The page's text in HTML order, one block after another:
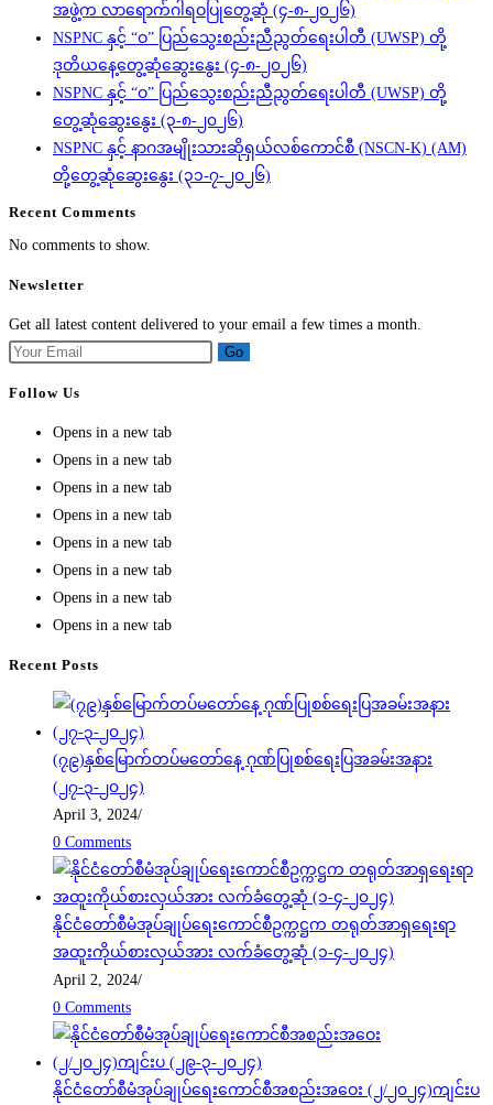
အဖွဲ့က လာရောက်ဂါရဝပြုတွေ့ဆုံ (၄-၈-၂၀၂၆)
NSPNC နှင့် “ဝ” ပြည်သွေးစည်းညီညွတ်ရေးပါတီ (UWSP) တို့
ဒုတိယနေ့တွေ့ဆုံဆွေးနွေး (၄-၈-၂၀၂၆)
NSPNC နှင့် “ဝ” ပြည်သွေးစည်းညီညွတ်ရေးပါတီ (UWSP) တို့
တွေ့ဆုံဆွေးနွေး (၃-၈-၂၀၂၆)
NSPNC နှင့် နာဂအမျိုးသားဆိုရှယ်လစ်ကောင်စီ (NSCN-K) (AM)
တို့တွေ့ဆုံဆွေးနွေး (၃၁-၇-၂၀၂၆)
Recent Comments
No comments to show.
Newsletter
Get all latest content delivered to your email a few times a month.
Go
Follow Us
Opens in a new tab
Opens in a new tab
Opens in a new tab
Opens in a new tab
Opens in a new tab
Opens in a new tab
Opens in a new tab
Opens in a new tab
Recent Posts
(၇၉)နှစ်မြောက်တပ်မတော်နေ့ ဂုဏ်ပြုစစ်ရေးပြအခမ်းအနား
(၂၇-၃-၂၀၂၄)
April 3, 2024/
0 Comments
နိုင်ငံတော်စီမံအုပ်ချုပ်ရေးကောင်စီဥက္ကဋ္ဌက တရုတ်အာရှရေးရာ
အထူးကိုယ်စားလှယ်အား လက်ခံတွေ့ဆုံ (၁-၄-၂၀၂၄)
April 2, 2024/
0 Comments
နိုင်ငံတော်စီမံအုပ်ချုပ်ရေးကောင်စီအစည်းအဝေး (၂/၂၀၂၄)ကျင်းပ